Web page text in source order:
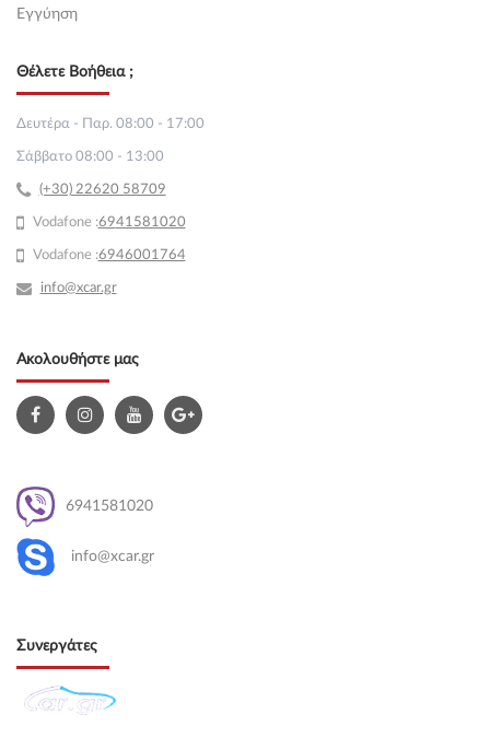
Εγγύηση
Θέλετε Βοήθεια ;
Δευτέρα - Παρ. 08:00 - 17:00
Σάββατο 08:00 - 13:00
(+30) 22620 58709
Vodafone :6941581020
Vodafone :6946001764
info@xcar.gr
Ακολουθήστε μας
6941581020
info@xcar.gr
Συνεργάτες